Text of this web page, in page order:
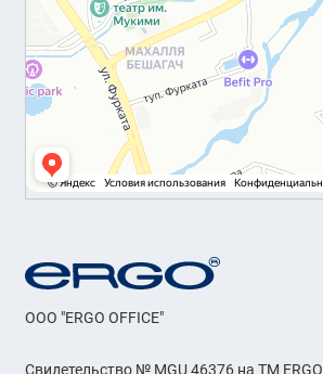
OOO "ERGO OFFICE"
Свидетельство № MGU 46376 на ТМ ERGO